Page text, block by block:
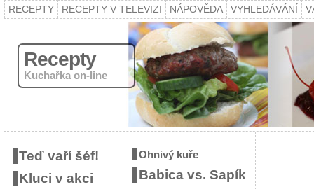
RECEPTY RECEPTY V TELEVIZI NÁPOVĚDA VYHLEDÁVÁNÍ
Recepty
Kuchařka on-line
Teď vaří šéf!
Kluci v akci
Ohnivý kuře
Babica vs. Sapík